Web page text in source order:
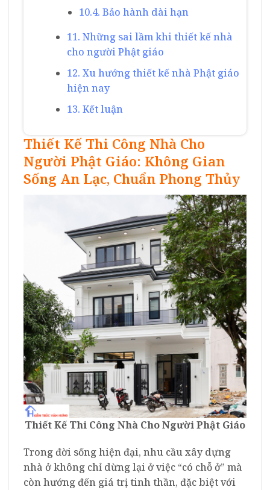
10.4. Bảo hành dài hạn
11. Những sai lầm khi thiết kế nhà
cho người Phật giáo
12. Xu hướng thiết kế nhà Phật giáo
hiện nay
13. Kết luận
Thiết Kế Thi Công Nhà Cho
Người Phật Giáo: Không Gian
Sống An Lạc, Chuẩn Phong Thủy
Thiết Kế Thi Công Nhà Cho Người Phật Giáo
Trong đời sống hiện đại, nhu cầu xây dựng
nhà ở không chỉ dừng lại ở việc “có chỗ ở” mà
còn hướng đến giá trị tinh thần, đặc biệt với